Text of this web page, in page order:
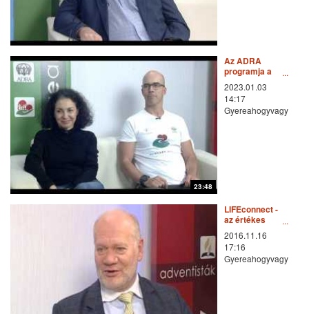
23:48
Az ADRA
programja a
kenyai sérült
gyerekekért
2023.01.03
14:17
Gyereahogyvagy
LIFEconnect -
az értékes
kapcsolat
2016.11.16
17:16
Gyereahogyvagy